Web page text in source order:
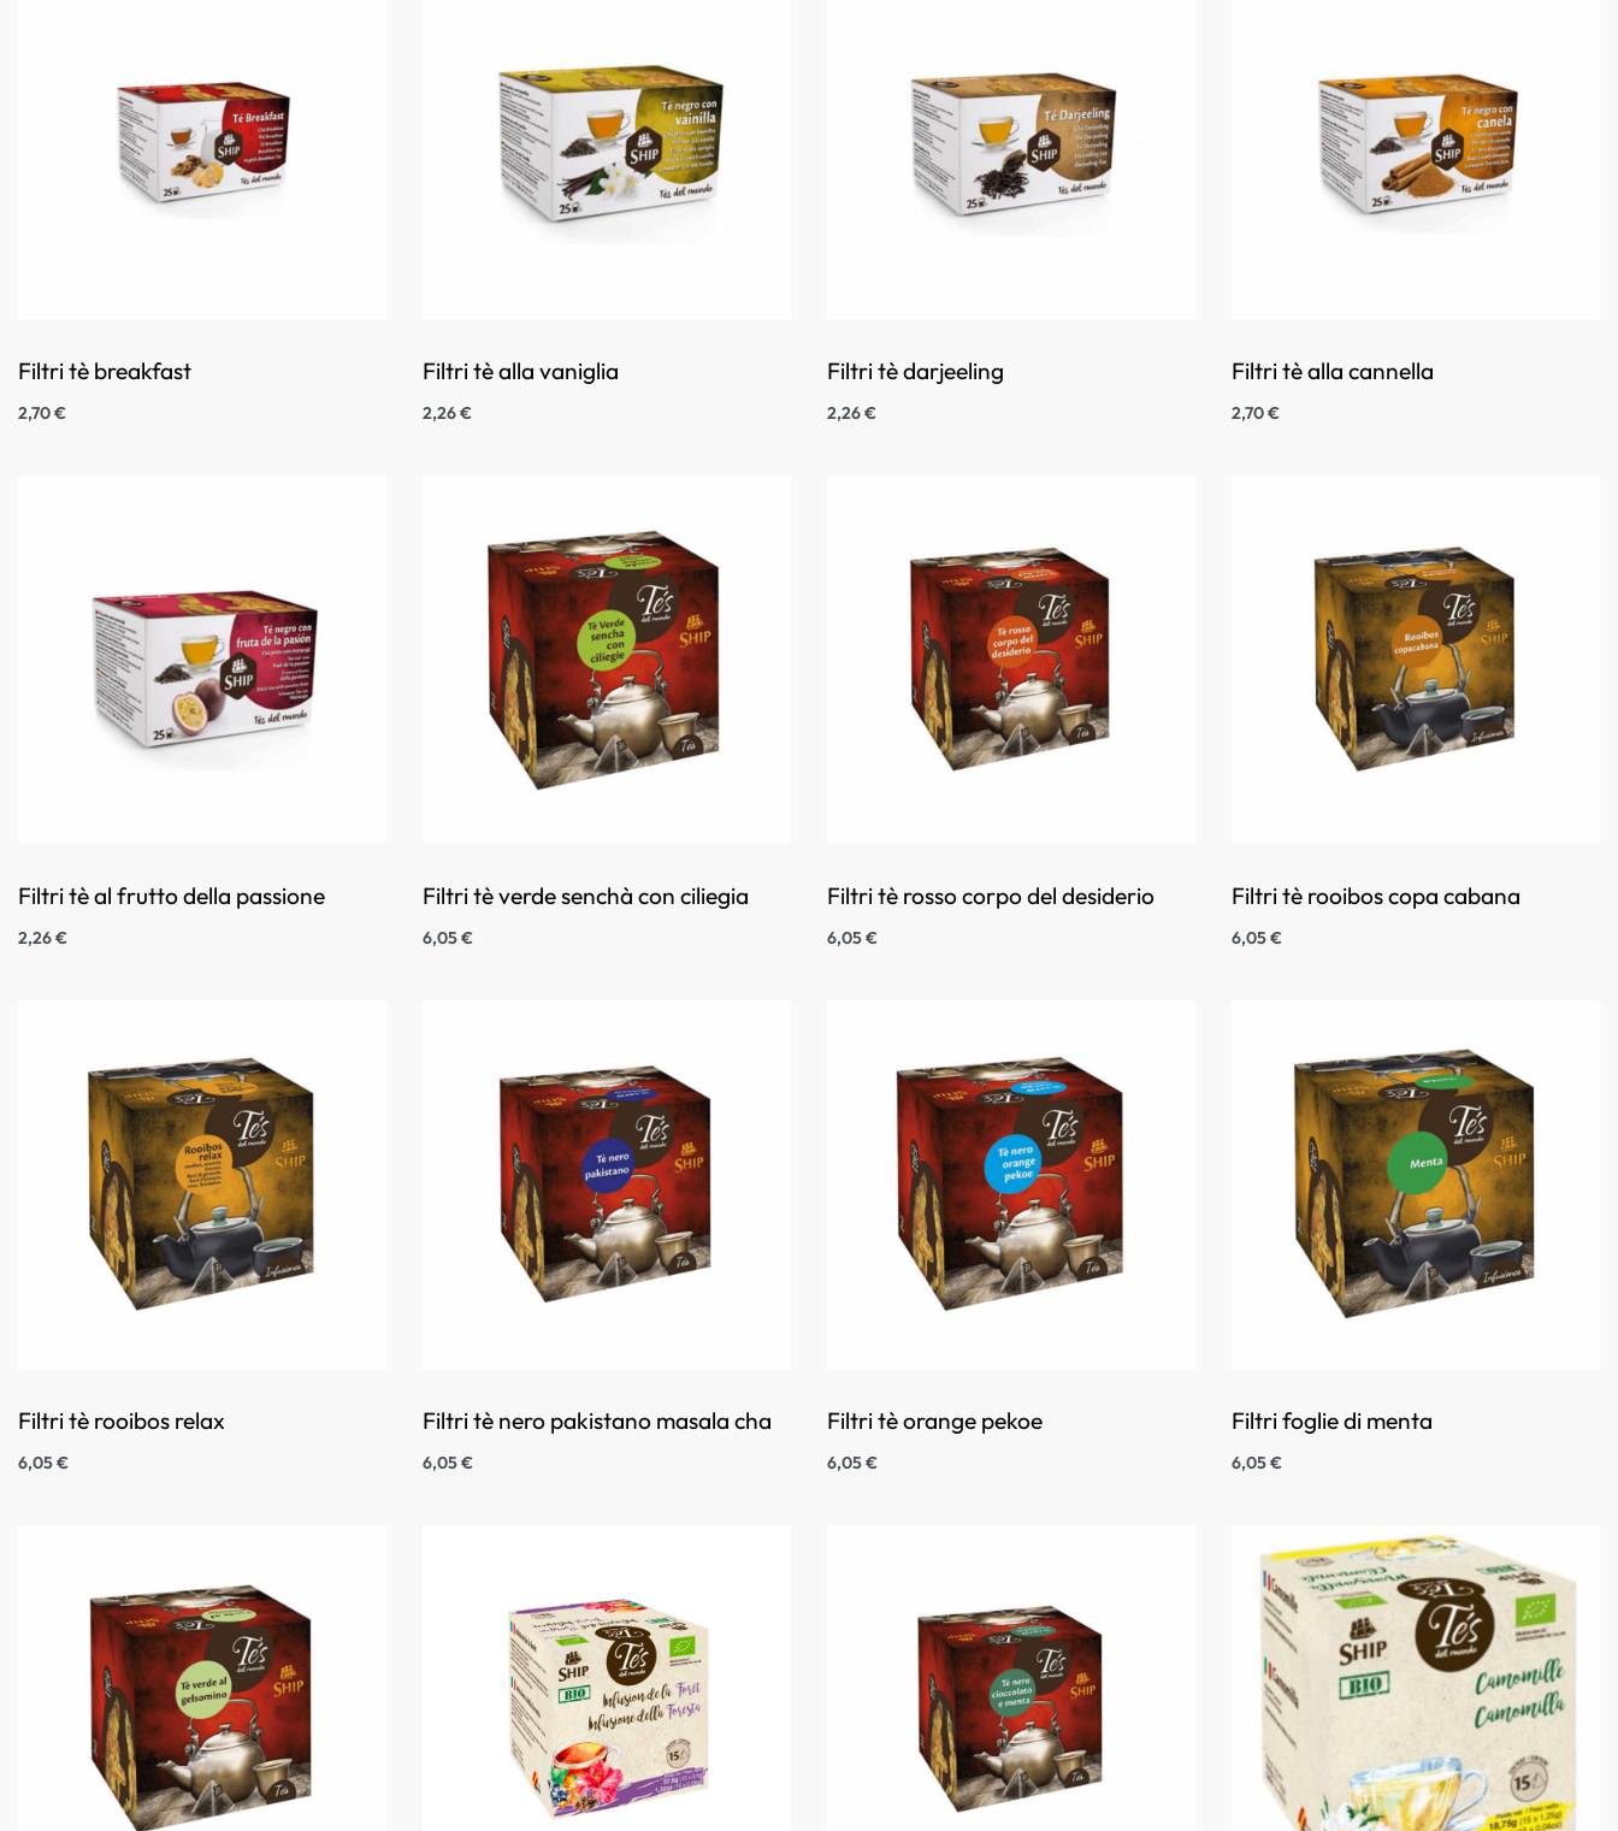
Filtri tè breakfast
2,70€
Filtri tè alla vaniglia
2,26€
Filtri tè darjeeling
2,26€
Filtri tè alla cannella
2,70€
Filtri tè al frutto della passione
2,26€
Filtri tè verde senchà con ciliegia
6,05€
Filtri tè rosso corpo del desiderio
6,05€
Filtri tè rooibos copa cabana
6,05€
Filtri tè rooibos relax
6,05€
Filtri tè nero pakistano masala cha
6,05€
Filtri tè orange pekoe
6,05€
Filtri foglie di menta
6,05€